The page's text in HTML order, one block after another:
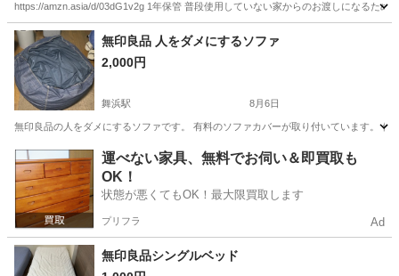
https://amzn.asia/d/03dG1v2g 1年保管 普段使用していない家からのお渡しになるた
千葉 浦安市 家具
無印良品 人をダメにするソファ
2,000円
舞浜駅 8月6日
無印良品の人をダメにするソファです。 有料のソファカバーが取り付いています。
千葉 浦安市 舞浜駅 ソファ
運べない家具、無料でお伺い＆即買取も
OK！
状態が悪くてもOK！最大限買取します
プリフラ Ad
無印良品シングルベッド